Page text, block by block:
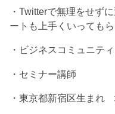
・Twitterで無理をせず
ートも上手くいっても
・ビジネスコミュニ
・セミナー講師
・東京都新宿区生まれ